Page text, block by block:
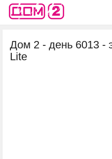
Дом 2 - день 6013 -
Lite